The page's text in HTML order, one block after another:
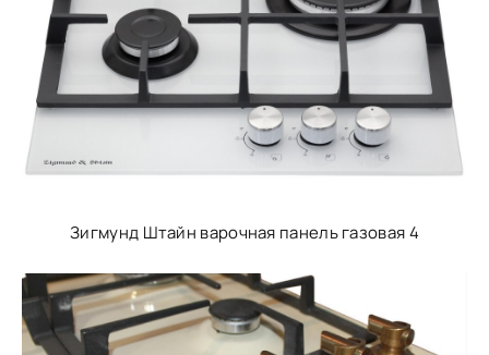
Зигмунд Штайн варочная панель газовая 4